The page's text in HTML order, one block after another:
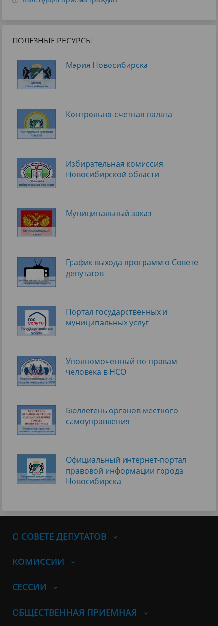
ПОЛЕЗНЫЕ РЕСУРСЫ
Мэрия Новосибирска
Контрольно-счетная палата
Избирательная комиссия
Новосибирской области
Муниципальный заказ
График выхода программ о Cовете
депутатов
Портал государственных и
муниципальных услуг
Уполномоченный по правам
человека в НСО
Бюллетень органов местного
самоуправления
Официальный интернет-портал
правовой информации города
Новосибирска
О СОВЕТЕ ДЕПУТАТОВ
КОМИССИИ
СЕССИИ
ОБЩЕСТВЕННАЯ ПРИЕМНАЯ